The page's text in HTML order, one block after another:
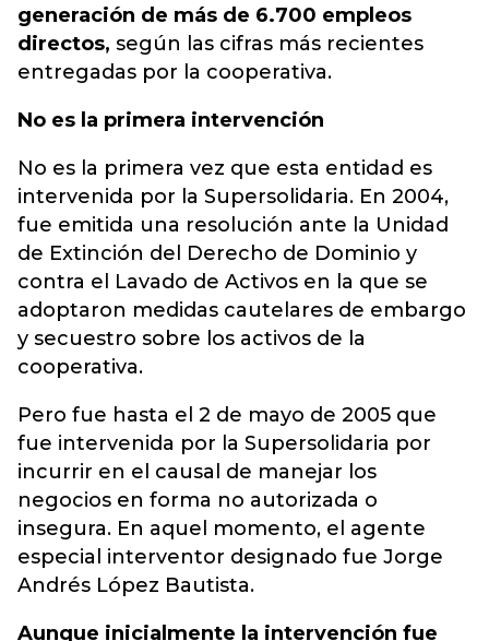
generación de más de 6.700 empleos
directos, según las cifras más recientes
entregadas por la cooperativa.
No es la primera intervención
No es la primera vez que esta entidad es
intervenida por la Supersolidaria. En 2004,
fue emitida una resolución ante la Unidad
de Extinción del Derecho de Dominio y
contra el Lavado de Activos en la que se
adoptaron medidas cautelares de embargo
y secuestro sobre los activos de la
cooperativa.
Pero fue hasta el 2 de mayo de 2005 que
fue intervenida por la Supersolidaria por
incurrir en el causal de manejar los
negocios en forma no autorizada o
insegura. En aquel momento, el agente
especial interventor designado fue Jorge
Andrés López Bautista.
Aunque inicialmente la intervención fue